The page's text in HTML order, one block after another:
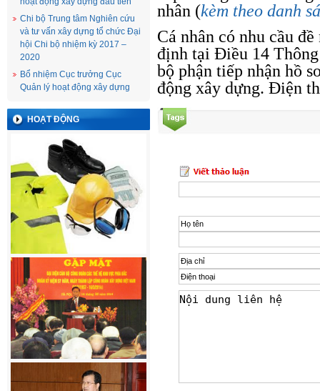
Chi bộ Trung tâm Nghiên cứu
và tư vấn xây dựng tổ chức Đại
hội Chi bộ nhiệm kỳ 2017 –
2020
Bổ nhiệm Cục trưởng Cục
Quản lý hoạt động xây dựng
HOẠT ĐỘNG
nhân (kèm theo danh
Cá nhân có nhu cầu
định tại Điều 14
bộ phận tiếp nhận hồ
động xây dựng. Điện